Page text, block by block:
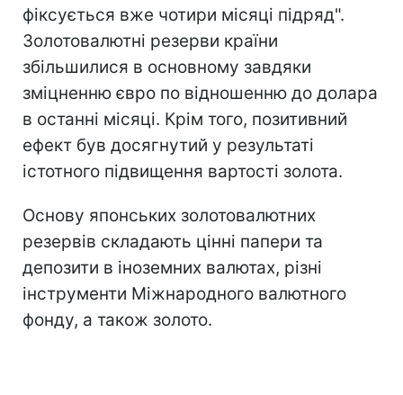
фіксується вже чотири місяці підряд".
Золотовалютні резерви країни
збільшилися в основному завдяки
зміцненню євро по відношенню до долара
в останні місяці. Крім того, позитивний
ефект був досягнутий у результаті
істотного підвищення вартості золота.
Основу японських золотовалютних
резервів складають цінні папери та
депозити в іноземних валютах, різні
інструменти Міжнародного валютного
фонду, а також золото.